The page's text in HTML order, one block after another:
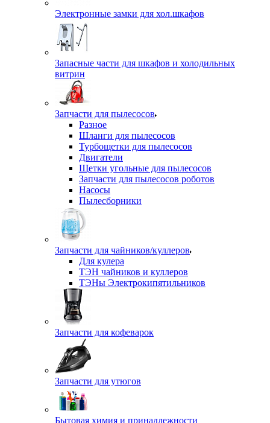
Электронные замки для хол.шкафов
Запасные части для шкафов и холодильных
витрин
Запчасти для пылесосов
Разное
Шланги для пылесосов
Турбощетки для пылесосов
Двигатели
Щетки угольные для пылесосов
Запчасти для пылесосов роботов
Насосы
Пылесборники
Запчасти для чайников/куллеров
Для кулера
ТЭН чайников и куллеров
ТЭНы Электрокипятильников
Запчасти для кофеварок
Запчасти для утюгов
Бытовая химия и принадлежности